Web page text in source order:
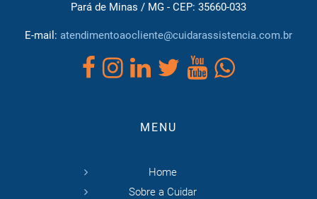
Pará de Minas / MG - CEP: 35660-033
E-mail: atendimentoaocliente@cuidarassistencia.com.br
MENU
Home
Sobre a Cuidar